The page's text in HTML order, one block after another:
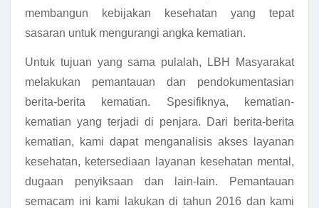
membangun kebijakan kesehatan yang tepat
sasaran untuk mengurangi angka kematian.
Untuk tujuan yang sama pulalah, LBH Masyarakat
melakukan pemantauan dan pendokumentasian
berita-berita kematian. Spesifiknya, kematian-
kematian yang terjadi di penjara. Dari berita-berita
kematian, kami dapat menganalisis akses layanan
kesehatan, ketersediaan layanan kesehatan mental,
dugaan penyiksaan dan lain-lain. Pemantauan
semacam ini kami lakukan di tahun 2016 dan kami